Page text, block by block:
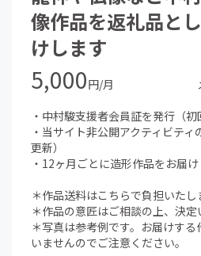
像作品を返礼品と
けします
5,000円/月
・中村駿支援者会員証を発行（初
・当サイト非公開アクティビティ
更新）
・12ヶ月ごとに造形作品をお届け
＊作品送料はこちらで負担いたし
＊作品の意匠はご相談の上、決定
＊写真は参考例です。お届けする
いませんのでご注意ください。